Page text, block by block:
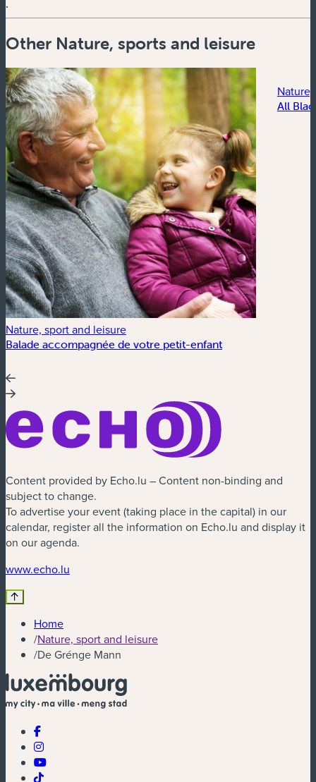
.
Other Nature, sports and leisure
Nature, sport and leisure
Balade accompagnée de votre petit-enfant
All
Content provided by Echo.lu – Content non-binding and
subject to change.
To advertise your event (taking place in the capital) in our
calendar, register all the information on Echo.lu and display it
on our agenda.
www.echo.lu
Home
/Nature, sport and leisure
/De Grénge Mann